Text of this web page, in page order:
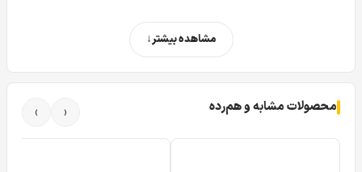
مشاهده بیشتر
محصولات مشابه و هم‌رده ‹
›